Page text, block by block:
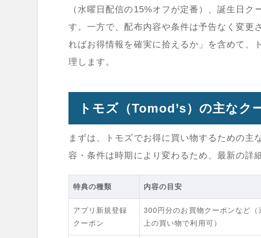
（水曜日配信の15%オフが定番）、誕生日
す。一方で、配布内容や条件は予告なく変更
ればお得情報を確実に拾えるか」を含めて、
理します。
トモズ（Tomod’s）の主なク
まずは、トモズでお得に買い物するための主
容・条件は時期により変わるため、最新の詳
特典の種類 内容の目安
アプリ新規登録
クーポン
300円分のお買物クーポンなど
上の買い物で利用可）